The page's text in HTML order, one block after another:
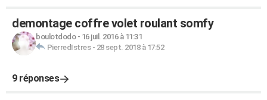
demontage coffre volet roulant somfy
boulotdodo- 16 juil. 2016 à 11:31
PierredIstres- 28 sept. 2018 à 17:52
9 réponses